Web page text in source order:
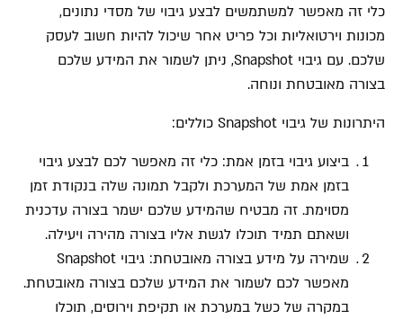
כלי זה מאפשר למשתמשים לבצע גיבוי של מסדי נתונים,
מכונות וירטואליות וכל פריט אחר שיכול להיות חשוב לעסק
שלכם. עם גיבוי Snapshot, ניתן לשמור את המידע שלכם
בצורה מאובטחת ונוחה.
היתרונות של גיבוי Snapshot כוללים:
ביצוע גיבוי בזמן אמת: כלי זה מאפשר לכם לבצע גיבוי
בזמן אמת של המערכת ולקבל תמונה שלה בנקודת זמן
מסוימת. זה מבטיח שהמידע שלכם ישמר בצורה עדכנית
ושאתם תמיד תוכלו לגשת אליו בצורה מהירה ויעילה.
שמירה על מידע בצורה מאובטחת: גיבוי Snapshot
מאפשר לכם לשמור את המידע שלכם בצורה מאובטחת.
במקרה של כשל במערכת או תקיפת וירוסים, תוכלו